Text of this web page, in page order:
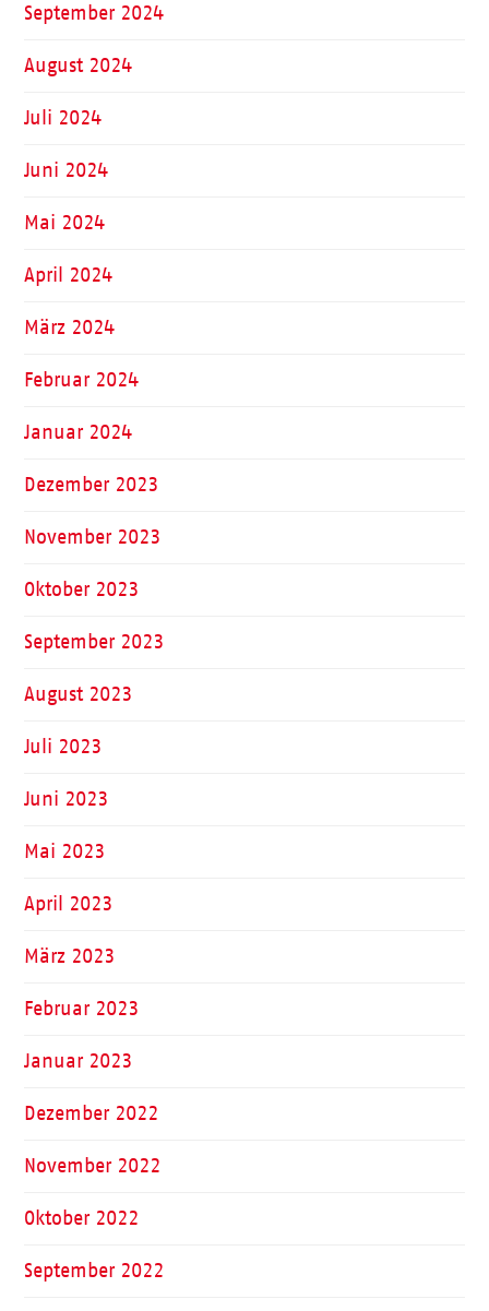
September 2024
August 2024
Juli 2024
Juni 2024
Mai 2024
April 2024
März 2024
Februar 2024
Januar 2024
Dezember 2023
November 2023
Oktober 2023
September 2023
August 2023
Juli 2023
Juni 2023
Mai 2023
April 2023
März 2023
Februar 2023
Januar 2023
Dezember 2022
November 2022
Oktober 2022
September 2022